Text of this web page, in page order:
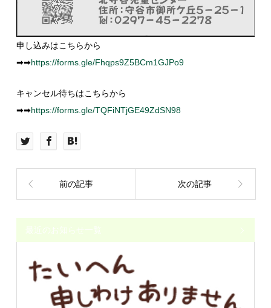
申し込みはこちらから
➡➡https://forms.gle/Fhqps9Z5BCm1GJPo9
キャンセル待ちはこちらから
➡➡https://forms.gle/TQFiNTjGE49ZdSN98
前の記事 次の記事
最近のお知らせ一覧